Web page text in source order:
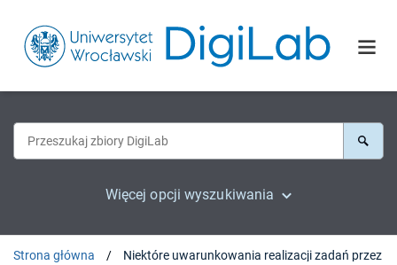
Więcej opcji wyszukiwania
Strona główna